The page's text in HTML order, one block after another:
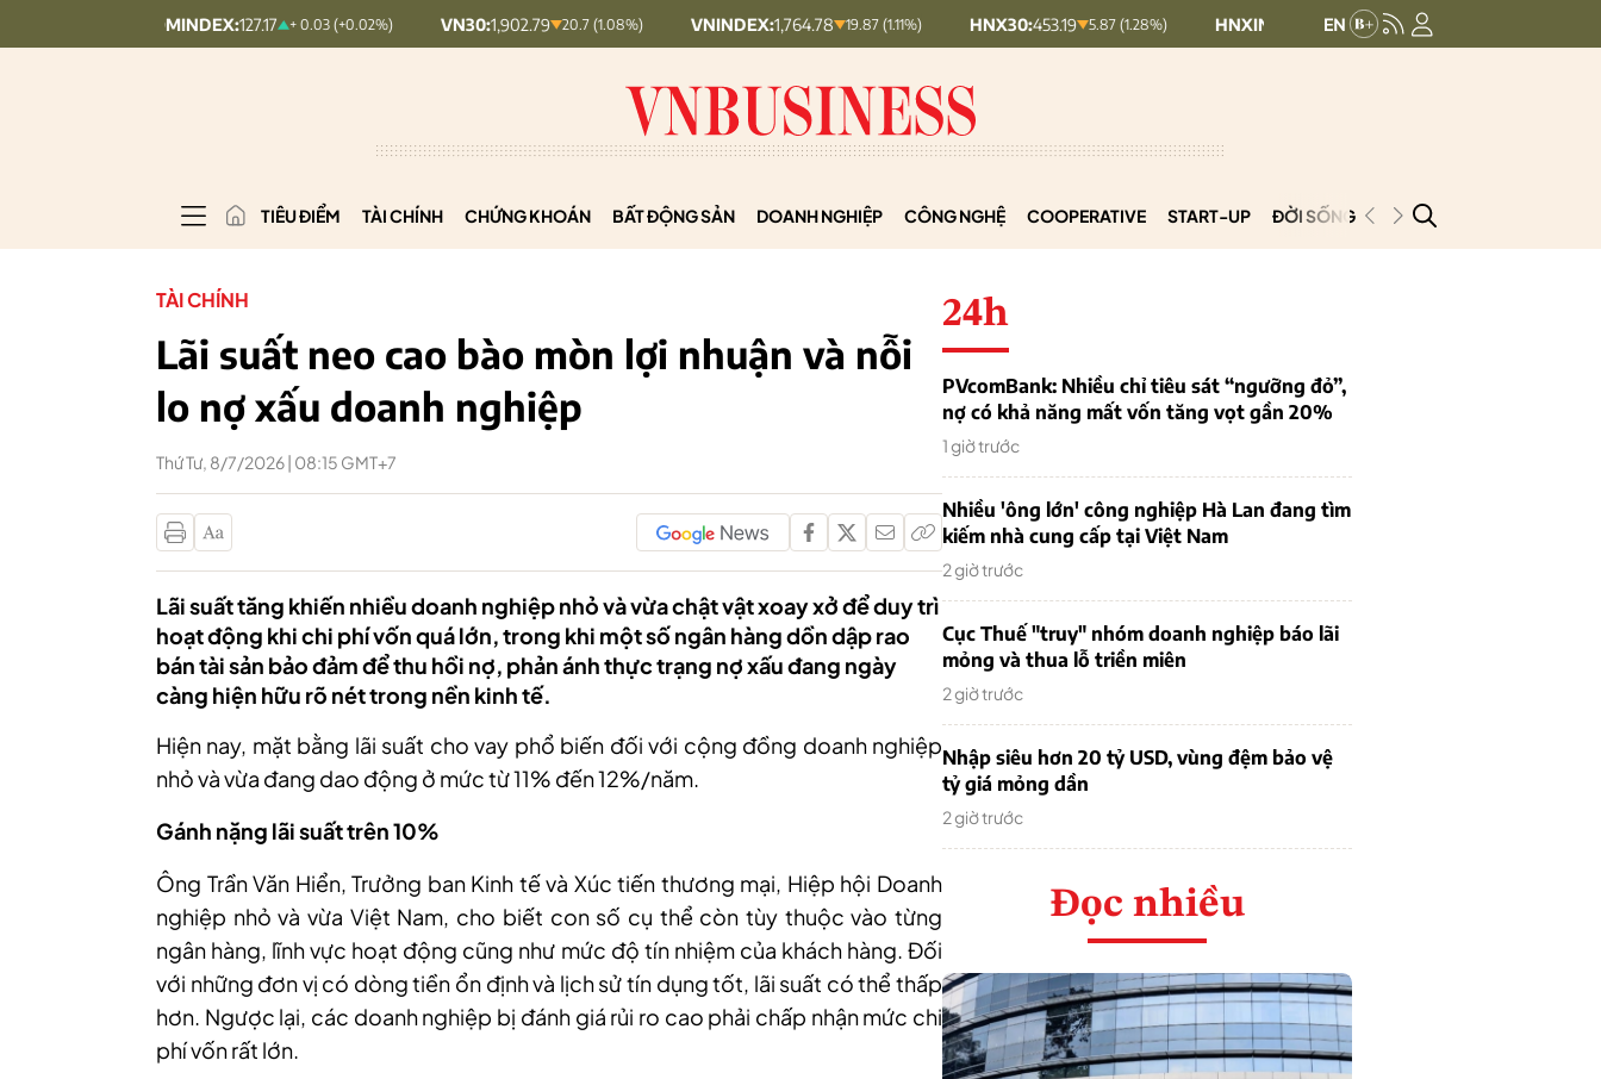
127.17 + 0.03 (+0.02%) VN30: 1,902.79 20.7 (1.08%) VNINDEX: 1,764.78 19.87 (1.11%) HNX30: 453.19 5.87 (1.28%) HNXINDEX:292.64 8.56 (2.84%) UPCOMINDEX:
TIÊU ĐIỂM TÀI CHÍNH CHỨNG KHOÁN BẤT ĐỘNG SẢN DOANH NGHIỆP CÔNG NGHỆ COOPERATIVE START-UP ĐỜI SỐNG PODCAST
TÀI CHÍNH
Lãi suất neo cao bào mòn lợi nhuận và nỗi
lo nợ xấu doanh nghiệp
Thứ Tư, 8/7/2026 | 08:15 GMT+7
Lãi suất tăng khiến nhiều doanh nghiệp nhỏ và vừa chật vật xoay xở để duy trì
hoạt động khi chi phí vốn quá lớn, trong khi một số ngân hàng dồn dập rao
bán tài sản bảo đảm để thu hồi nợ, phản ánh thực trạng nợ xấu đang ngày
càng hiện hữu rõ nét trong nền kinh tế.
Hiện nay, mặt bằng lãi suất cho vay phổ biến đối với cộng đồng doanh nghiệp
nhỏ và vừa đang dao động ở mức từ 11% đến 12%/năm.
Gánh nặng lãi suất trên 10%
Ông Trần Văn Hiển, Trưởng ban Kinh tế và Xúc tiến thương mại, Hiệp hội Doanh
nghiệp nhỏ và vừa Việt Nam, cho biết con số cụ thể còn tùy thuộc vào từng
ngân hàng, lĩnh vực hoạt động cũng như mức độ tín nhiệm của khách hàng. Đối
với những đơn vị có dòng tiền ổn định và lịch sử tín dụng tốt, lãi suất có thể thấp
hơn. Ngược lại, các doanh nghiệp bị đánh giá rủi ro cao phải chấp nhận mức chi
phí vốn rất lớn.
24h
PVcomBank: Nhiều chỉ tiêu sát “ngưỡng đỏ”,
nợ có khả năng mất vốn tăng vọt gần 20%
1 giờ trước
Nhiều 'ông lớn' công nghiệp Hà Lan đang tìm
kiếm nhà cung cấp tại Việt Nam
2 giờ trước
Cục Thuế "truy" nhóm doanh nghiệp báo lãi
mỏng và thua lỗ triền miên
2 giờ trước
Nhập siêu hơn 20 tỷ USD, vùng đệm bảo vệ
tỷ giá mỏng dần
2 giờ trước
Đọc nhiều